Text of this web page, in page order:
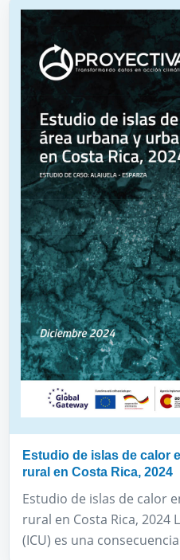
Estudio de islas de calor
rural en Costa Rica, 2024
Estudio de islas de calor
rural en Costa Rica, 2024
(ICU) es una